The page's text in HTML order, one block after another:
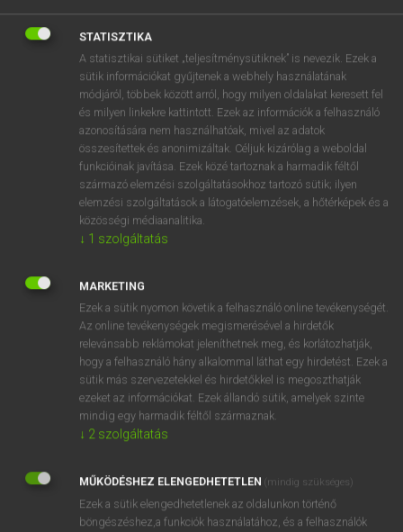
Díjmentes angol szótár
konnektor fn plug (connector)
socket
outlet
power point
⚲ konnektorkeresése szótárainkban
DÍJMENTES ANGOL SZÓTÁR
konkrétum
konkurencia
konkurens
konnektor
konok
konspiráció
STATISZTIKA
A statisztikai sütiket „teljesítménysütiknek” is nevezik. Ezek a
sütik információkat gyűjtenek a webhely használatának
módjáról, többek között arról, hogy milyen oldalakat keresett fel
és milyen linkekre kattintott. Ezek az információk a felhasználó
azonosítására nem használhatóak, mivel az adatok
összesítettek és anonimizáltak. Céljuk kizárólag a weboldal
funkcióinak javítása. Ezek közé tartoznak a harmadik féltől
származó elemzési szolgáltatásokhoz tartozó sütik; ilyen
elemzési szolgáltatások a látogatóelemzések, a hőtérképek és a
közösségi médiaanalitika.
↓ 1 szolgáltatás
MARKETING
Ezek a sütik nyomon követik a felhasználó online tevékenységét.
Az online tevékenységek megismerésével a hirdetők
relevánsabb reklámokat jeleníthetnek meg, és korlátozhatják,
hogy a felhasználó hány alkalommal láthat egy hirdetést. Ezek a
sütik más szervezetekkel és hirdetőkkel is megoszthatják
ezeket az információkat. Ezek állandó sütik, amelyek szinte
mindig egy harmadik féltől származnak.
↓ 2 szolgáltatás
MŰKÖDÉSHEZ ELENGEDHETETLEN (mindig szükséges)
Ezek a sütik elengedhetetlenek az oldalunkon történő
böngészéshez,a funkciók használatához, és a felhasználók
j k
n m , . - AltGr